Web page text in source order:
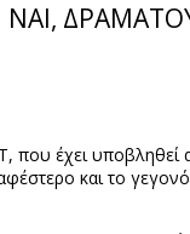
που έχει
και το